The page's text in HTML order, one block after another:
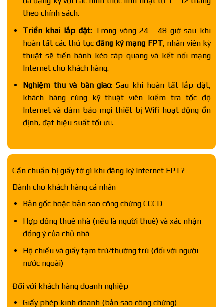
theo chính sách.
Triển khai lắp đặt: Trong vòng 24 - 48 giờ sau khi
hoàn tất các thủ tục đăng ký mạng FPT, nhân viên kỹ
thuật sẽ tiến hành kéo cáp quang và kết nối mạng
Internet cho khách hàng.
Nghiệm thu và bàn giao: Sau khi hoàn tất lắp đặt,
khách hàng cùng kỹ thuật viên kiểm tra tốc độ
Internet và đảm bảo mọi thiết bị Wifi hoạt động ổn
định, đạt hiệu suất tối ưu.
Cần chuẩn bị giấy tờ gì khi đăng ký Internet FPT?
Dành cho khách hàng cá nhân
Bản gốc hoặc bản sao công chứng CCCD
Hợp đồng thuê nhà (nếu là người thuê) và xác nhận
đồng ý của chủ nhà
Hộ chiếu và giấy tạm trú/thường trú (đối với người
nước ngoài)
Đối với khách hàng doanh nghiệp
Giấy phép kinh doanh (bản sao công chứng)